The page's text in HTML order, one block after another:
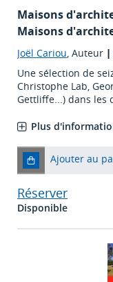
Maisons
Maisons
Joël Cariou, Auteur |
Une sélection de
Christophe Lab,
Gettliffe...) dans les
Plus
Ajouter au
Réserver
Disponible